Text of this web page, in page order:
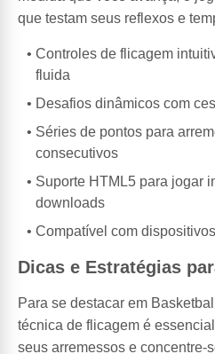
que testam seus reflexos e
Controles de flicagem
fluida
Desafios dinâmicos com
Séries de pontos para
consecutivos
Suporte HTML5 para jogar
downloads
Compatível com
Dicas e Estratégias
Para se destacar em
técnica de flicagem é
seus arremessos e concentre-